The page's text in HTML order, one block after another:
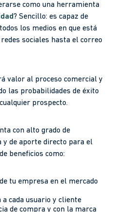
como una herramienta
? Sencillo: es capaz de
los medios en que está
sociales hasta el correo
valor al proceso comercial y
las probabilidades de éxito
prospecto.
con alto grado de
y de aporte directo para el
beneficios como:
tu empresa en el mercado
cada usuario y cliente
de compra y con la marca